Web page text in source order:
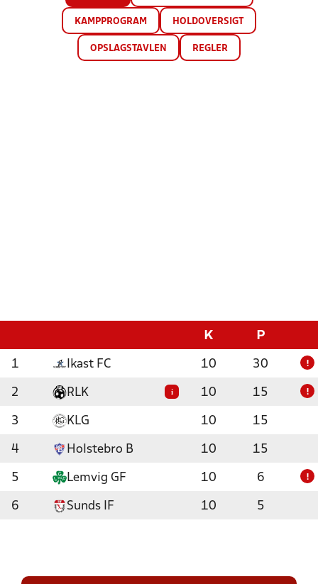
KAMPPROGRAM HOLDOVERSIGT
OPSLAGSTAVLEN REGLER
K P
1 Ikast FC 10 30 !
2 RLK i 10 15 !
3 KLG 10 15
4 Holstebro B 10 15
5 Lemvig GF 10 6 !
6 Sunds IF 10 5